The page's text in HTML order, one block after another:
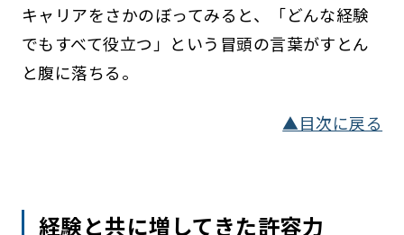
キャリアをさかのぼってみると、「どんな経験
でもすべて役立つ」という冒頭の言葉がすとん
と腹に落ちる。
▲目次に戻る
経験と共に増してきた許容力